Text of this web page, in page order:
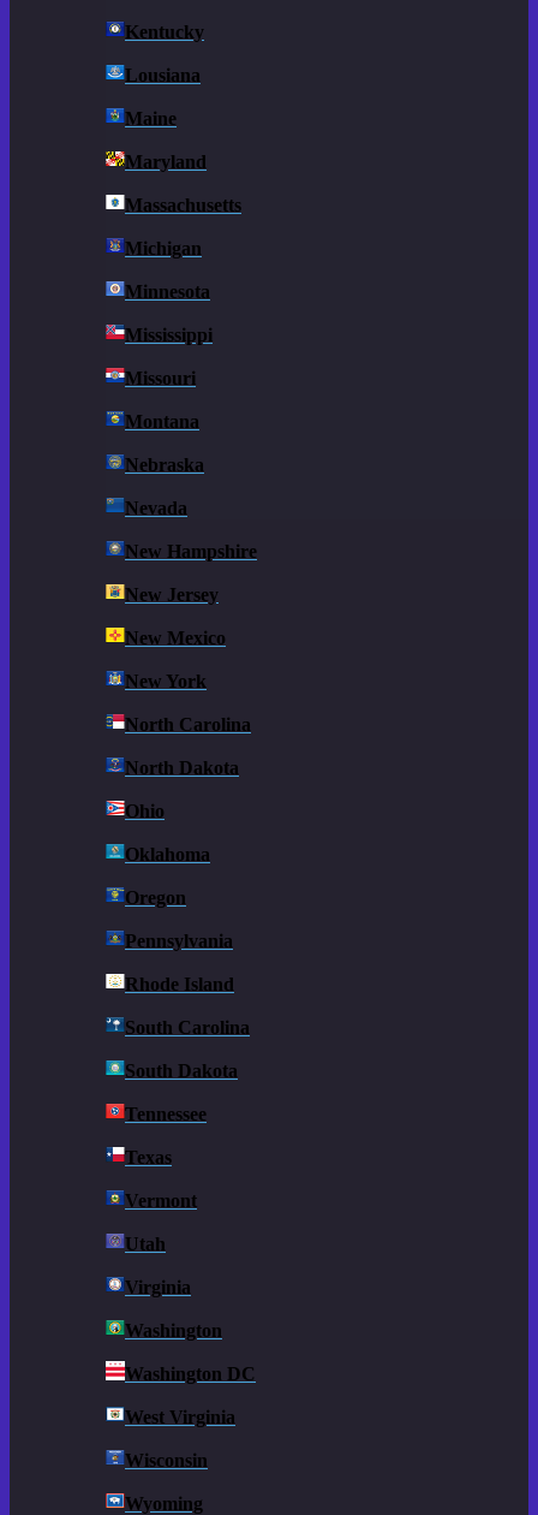
Kentucky
Lousiana
Maine
Maryland
Massachusetts
Michigan
Minnesota
Mississippi
Missouri
Montana
Nebraska
Nevada
New Hampshire
New Jersey
New Mexico
New York
North Carolina
North Dakota
Ohio
Oklahoma
Oregon
Pennsylvania
Rhode Island
South Carolina
South Dakota
Tennessee
Texas
Vermont
Utah
Virginia
Washington
Washington DC
West Virginia
Wisconsin
Wyoming